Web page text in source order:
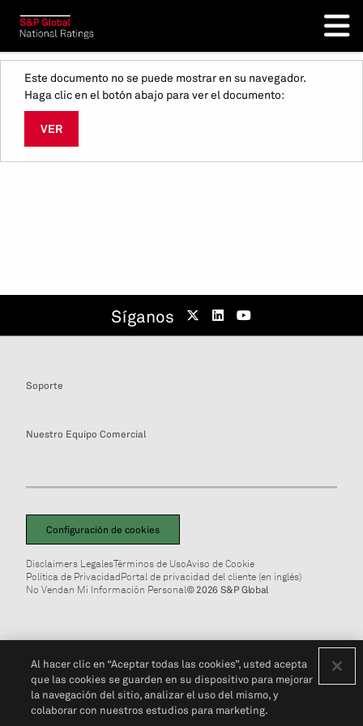
Este documento no se puede mostrar en su navegador.
Haga clic en el botón abajo para ver el documento:
VER
Síganos
Soporte
Nuestro Equipo Comercial
Configuración de cookies
Disclaimers LegalesTérminos de UsoAviso de Cookie
Política de PrivacidadPortal de privacidad del cliente (en inglés)
No Vendan Mi Información Personal© 2026 S&P Global
Al hacer clic en “Aceptar todas las cookies”, usted acepta
que las cookies se guarden en su dispositivo para mejorar
la navegación del sitio, analizar el uso del mismo, y
colaborar con nuestros estudios para marketing.